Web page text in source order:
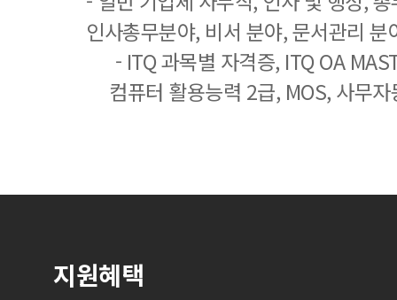
인사총무분야, 비서 분야, 문서관리
- ITQ 과목별 자격증, ITQ OA
컴퓨터 활용능력 2급, MOS, 사무
지원혜택